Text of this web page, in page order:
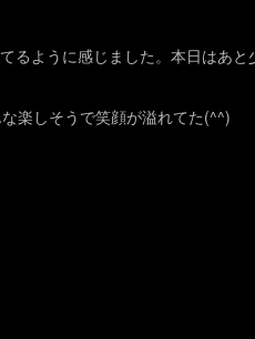
るように感じました。本日はあと
楽しそうで笑顔が溢れてた(^^)